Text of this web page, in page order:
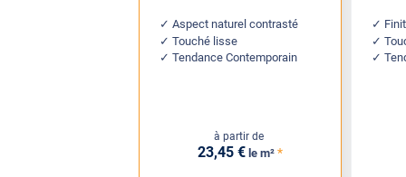
Aspect naturel contrasté
Touché lisse
Tendance Contemporain
à partir de
23,45 € le m² *